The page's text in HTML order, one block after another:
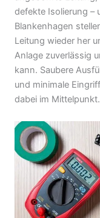
defekte Isolierung –
Blankenhagen
Leitung wieder her
Anlage zuverlässig
kann. Saubere
und minimale
dabei im Mittelpunkt.